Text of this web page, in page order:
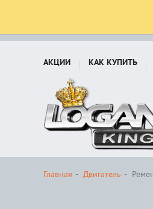
АКЦИИ КАК КУПИТЬ
Главная Двигатель